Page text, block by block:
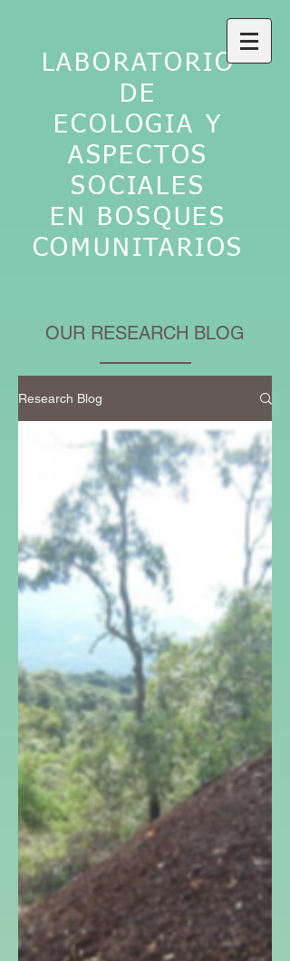
LABORATORIO
DE
ECOLOGIA Y
ASPECTOS
SOCIALES
EN BOSQUES
COMUNITARIOS
OUR RESEARCH BLOG
Research Blog